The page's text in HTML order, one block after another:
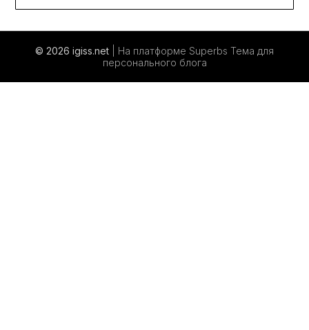
© 2026 igiss.net | На платформе Superbs Тема для
персонального блога